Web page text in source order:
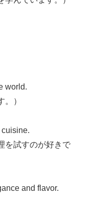
world.
。）
cuisine.
を試すのが好きで
and flavor.